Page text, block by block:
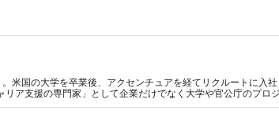
米国の大学を卒業後、アクセンチュアを経てリクルートに入
リア支援の専門家」として企業だけでなく大学や官公庁のプロ
。